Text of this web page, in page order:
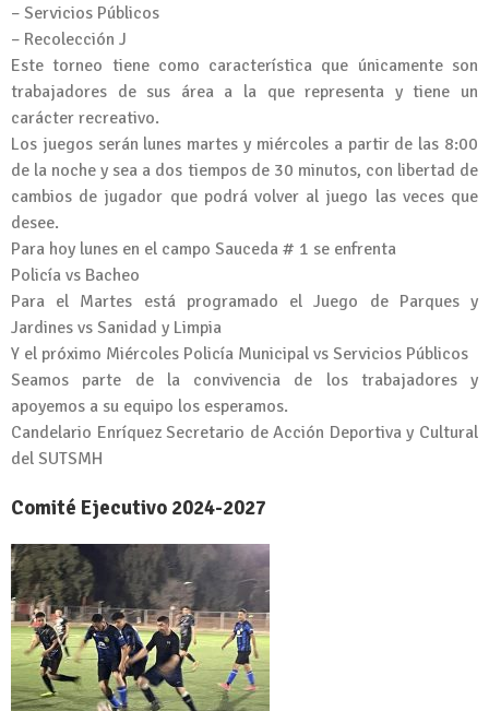
– ⁠Servicios Públicos
– ⁠Recolección J
Este torneo tiene como característica que únicamente son
trabajadores de sus área a la que representa y tiene un
carácter recreativo.
Los juegos serán lunes martes y miércoles a partir de las 8:00
de la noche y sea a dos tiempos de 30 minutos, con libertad de
cambios de jugador que podrá volver al juego las veces que
desee.
Para hoy lunes en el campo Sauceda # 1 se enfrenta
Policía vs Bacheo
Para el Martes está programado el Juego de Parques y
Jardines vs Sanidad y Limpia
Y el próximo Miércoles Policía Municipal vs Servicios Públicos
Seamos parte de la convivencia de los trabajadores y
apoyemos a su equipo los esperamos.
Candelario Enríquez Secretario de Acción Deportiva y Cultural
del SUTSMH
Comité Ejecutivo 2024-2027